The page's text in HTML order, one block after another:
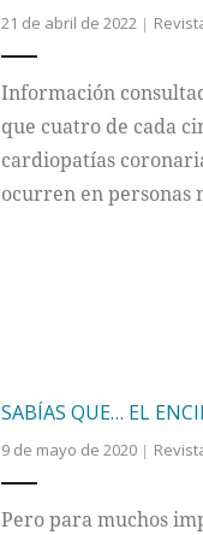
21 de abril de 2022
Información
que cuatro de cada
cardiopatías
ocurren en personas
SABÍAS QUE… EL
9 de mayo de 2020
Pero para muchos